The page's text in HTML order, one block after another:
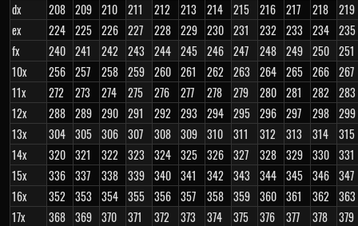
dx
208 209 210 211 212 213 214 215 216 217 218
219
ex
224 225 226 227 228 229 230 231 232 233 234 235
fx
240 241 242 243 244 245 246 247 248 249 250 251
10x
256 257 258 259 260 261 262 263 264 265 266 267
11x
272 273 274 275 276 277 278 279 280 281 282 283
12x
288 289 290 291 292 293 294 295 296 297 298 299
13x
304 305 306 307 308 309 310 311 312 313 314
315
14x
320 321 322 323 324 325 326 327 328 329 330 331
15x
336 337 338 339 340 341 342 343 344 345 346 347
16x
352 353 354 355 356 357 358 359 360 361 362 363
17x
368 369 370 371 372 373 374 375 376 377 378
379